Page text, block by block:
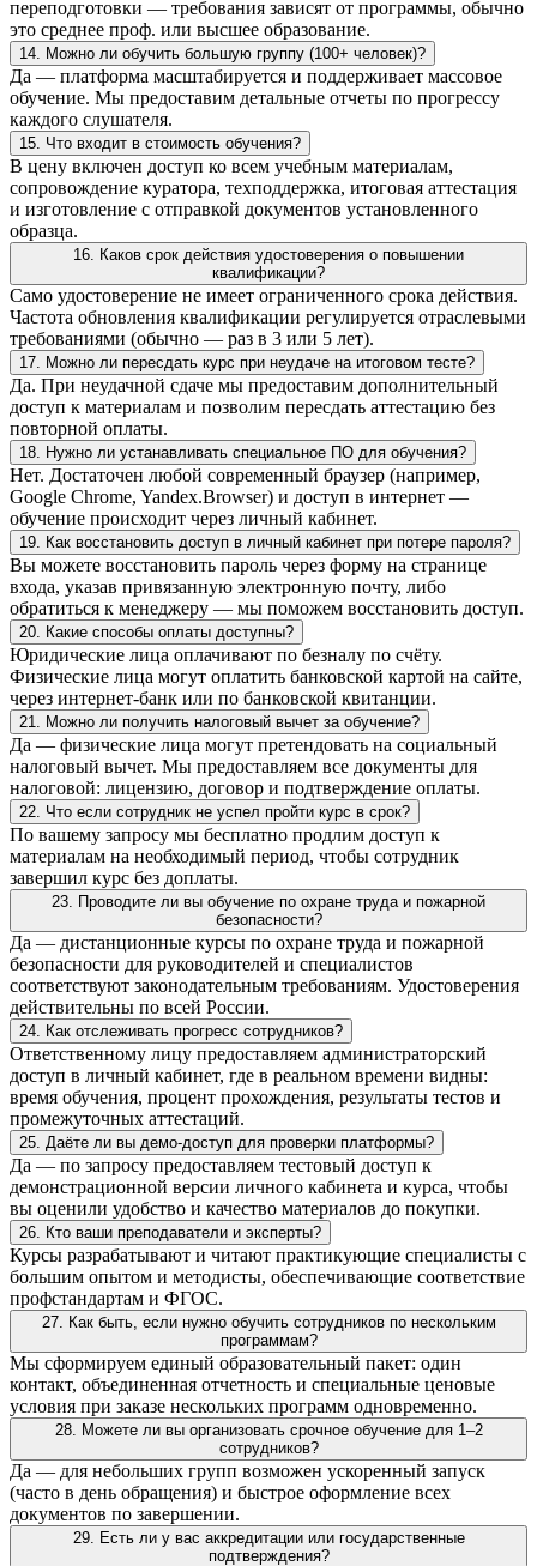
переподготовки — требования зависят от программы, обычно
это среднее проф. или высшее образование.
14. Можно ли обучить большую группу (100+ человек)?
Да — платформа масштабируется и поддерживает массовое
обучение. Мы предоставим детальные отчеты по прогрессу
каждого слушателя.
15. Что входит в стоимость обучения?
В цену включен доступ ко всем учебным материалам,
сопровождение куратора, техподдержка, итоговая аттестация
и изготовление с отправкой документов установленного
образца.
16. Каков срок действия удостоверения о повышении
квалификации?
Само удостоверение не имеет ограниченного срока действия.
Частота обновления квалификации регулируется отраслевыми
требованиями (обычно — раз в 3 или 5 лет).
17. Можно ли пересдать курс при неудаче на итоговом тесте?
Да. При неудачной сдаче мы предоставим дополнительный
доступ к материалам и позволим пересдать аттестацию без
повторной оплаты.
18. Нужно ли устанавливать специальное ПО для обучения?
Нет. Достаточен любой современный браузер (например,
Google Chrome, Yandex.Browser) и доступ в интернет —
обучение происходит через личный кабинет.
19. Как восстановить доступ в личный кабинет при потере пароля?
Вы можете восстановить пароль через форму на странице
входа, указав привязанную электронную почту, либо
обратиться к менеджеру — мы поможем восстановить доступ.
20. Какие способы оплаты доступны?
Юридические лица оплачивают по безналу по счёту.
Физические лица могут оплатить банковской картой на сайте,
через интернет-банк или по банковской квитанции.
21. Можно ли получить налоговый вычет за обучение?
Да — физические лица могут претендовать на социальный
налоговый вычет. Мы предоставляем все документы для
налоговой: лицензию, договор и подтверждение оплаты.
22. Что если сотрудник не успел пройти курс в срок?
По вашему запросу мы бесплатно продлим доступ к
материалам на необходимый период, чтобы сотрудник
завершил курс без доплаты.
23. Проводите ли вы обучение по охране труда и пожарной
безопасности?
Да — дистанционные курсы по охране труда и пожарной
безопасности для руководителей и специалистов
соответствуют законодательным требованиям. Удостоверения
действительны по всей России.
24. Как отслеживать прогресс сотрудников?
Ответственному лицу предоставляем администраторский
доступ в личный кабинет, где в реальном времени видны:
время обучения, процент прохождения, результаты тестов и
промежуточных аттестаций.
25. Даёте ли вы демо-доступ для проверки платформы?
Да — по запросу предоставляем тестовый доступ к
демонстрационной версии личного кабинета и курса, чтобы
вы оценили удобство и качество материалов до покупки.
26. Кто ваши преподаватели и эксперты?
Курсы разрабатывают и читают практикующие специалисты с
большим опытом и методисты, обеспечивающие соответствие
профстандартам и ФГОС.
27. Как быть, если нужно обучить сотрудников по нескольким
программам?
Мы сформируем единый образовательный пакет: один
контакт, объединенная отчетность и специальные ценовые
условия при заказе нескольких программ одновременно.
28. Можете ли вы организовать срочное обучение для 1–2
сотрудников?
Да — для небольших групп возможен ускоренный запуск
(часто в день обращения) и быстрое оформление всех
документов по завершении.
29. Есть ли у вас аккредитации или государственные
подтверждения?